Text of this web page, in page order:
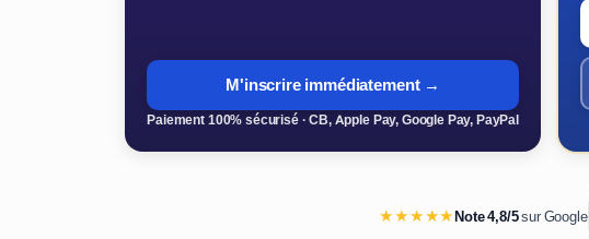
M'inscrire immédiatement →
Paiement 100% sécurisé · CB, Apple Pay, Google Pay, PayPal
★★★★★Note 4,8/5sur Google